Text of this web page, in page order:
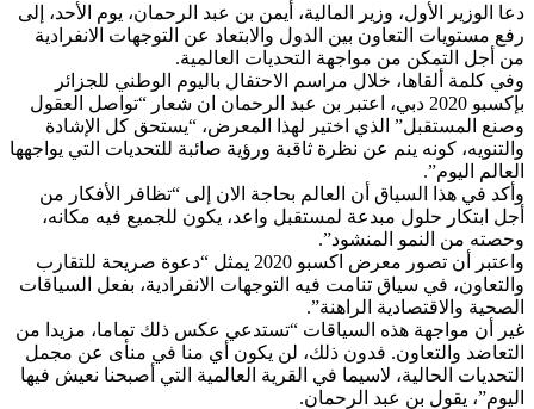
دعا الوزير الأول، وزير المالية، أيمن بن عبد الرحمان، يوم الأحد، إلى
رفع مستويات التعاون بين الدول والابتعاد عن التوجهات الانفرادية
من أجل التمكن من مواجهة التحديات العالمية.
وفي كلمة ألقاها، خلال مراسم الاحتفال باليوم الوطني للجزائر
بإكسبو 2020 دبي، اعتبر بن عبد الرحمان ان شعار “تواصل العقول
وصنع المستقبل” الذي اختير لهذا المعرض، “يستحق كل الإشادة
والتنويه، كونه ينم عن نظرة ثاقبة ورؤية صائبة للتحديات التي يواجهها
العالم اليوم”.
وأكد في هذا السياق أن العالم بحاجة الان إلى “تظافر الأفكار من
أجل ابتكار حلول مبدعة لمستقبل واعد، يكون للجميع فيه مكانه،
وحصته من النمو المنشود”.
واعتبر أن تصور معرض اكسبو 2020 يمثل “دعوة صريحة للتقارب
والتعاون، في سياق تنامت فيه التوجهات الانفرادية، بفعل السياقات
الصحية والاقتصادية الراهنة”.
غير أن مواجهة هذه السياقات “تستدعي عكس ذلك تماما، مزيدا من
التعاضد والتعاون. فدون ذلك، لن يكون أي منا في منأى عن مجمل
التحديات الحالية، لاسيما في القرية العالمية التي أصبحنا نعيش فيها
اليوم”، يقول بن عبد الرحمان.